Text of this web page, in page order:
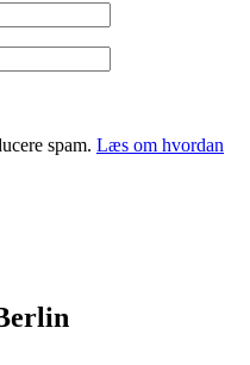
spam. Læs om hvordan